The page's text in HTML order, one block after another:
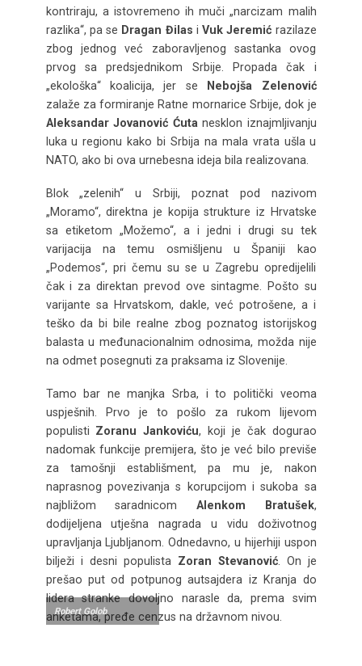
kontriraju, a istovremeno ih muči „narcizam malih
razlika“, pa se Dragan Đilas i Vuk Jeremić razilaze
zbog jednog već zaboravljenog sastanka ovog
prvog sa predsjednikom Srbije. Propada čak i
„ekološka“ koalicija, jer se
Nebojša Zelenović
zalaže za formiranje Ratne mornarice Srbije, dok je
Aleksandar Jovanović Ćuta nesklon iznajmljivanju
luka u regionu kako bi Srbija na mala vrata ušla u
NATO, ako bi ova urnebesna ideja bila realizovana.
Blok „zelenih“ u Srbiji, poznat pod nazivom
„Moramo“, direktna je kopija strukture iz Hrvatske
sa etiketom „Možemo“, a i jedni i drugi su tek
varijacija na temu osmišljenu u Španiji kao
„Podemos“, pri čemu su se u Zagrebu opredijelili
čak i za direktan prevod ove sintagme. Pošto su
varijante sa Hrvatskom, dakle, već potrošene, a i
teško da bi bile realne zbog poznatog istorijskog
balasta u međunacionalnim odnosima, možda nije
na odmet posegnuti za praksama iz Slovenije.
Tamo bar ne manjka Srba, i to politički veoma
uspješnih. Prvo je to pošlo za rukom lijevom
populisti Zoranu Jankoviću, koji je čak dogurao
nadomak funkcije premijera, što je već bilo previše
za tamošnji establišment, pa mu je, nakon
naprasnog povezivanja s korupcijom i sukoba sa
najbližom saradnicom Alenkom Bratušek,
dodijeljena utješna nagrada u vidu doživotnog
upravljanja Ljubljanom. Odnedavno, u hijerhiji uspon
bilježi i desni populista Zoran Stevanović. On je
prešao put od potpunog autsajdera iz Kranja do
lidera stranke dovoljno narasle da, prema svim
anketama, pređe cenzus na državnom nivou.
Robert Golob